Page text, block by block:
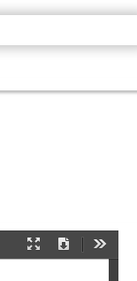
Presentation
Download